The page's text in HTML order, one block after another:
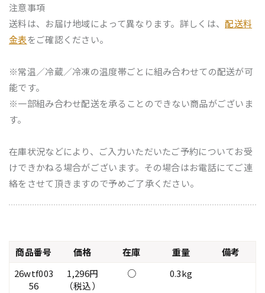
注意事項
送料は、お届け地域によって異なります。詳しくは、配送料
金表をご確認ください。
※常温／冷蔵／冷凍の温度帯ごとに組み合わせての配送が可
能です。
※一部組み合わせ配送を承ることのできない商品がございま
す。
在庫状況などにより、ご入力いただいたご予約についてお受
けできかねる場合がございます。その場合はお電話にてご連
絡をさせて頂きますので予めご了承ください。
商品番号 価格 在庫 重量
備考
26wtf003
56
1,296円
（税込）
○ 0.3kg